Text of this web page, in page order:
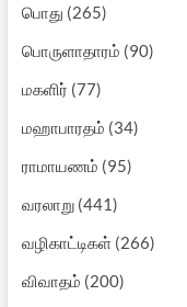
பொது (265)
பொருளாதாரம் (90)
மகளிர் (77)
மஹாபாரதம் (34)
ராமாயணம் (95)
வரலாறு(441)
வழிகாட்டிகள்(266)
விவாதம் (200)